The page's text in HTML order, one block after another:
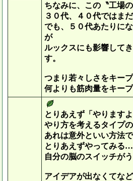
ちなみに、この〝工場
３０代、４０代ではま
でも、５０代あたりに
が
ルックスにも影響して
す。
つまり若々しさをキー
何よりも筋肉量をキー
とりあえず「やります
やり方を考えるタイプ
あれは意外といい方法
とりあえずやってみる
自分の脳のスイッチが
アイデアが出なくてな